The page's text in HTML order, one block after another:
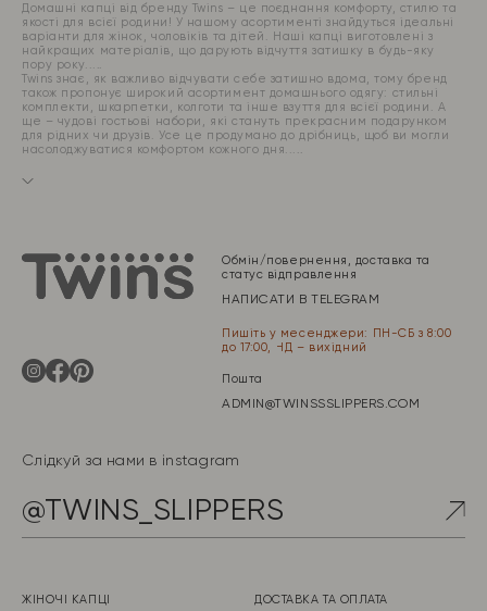
Домашні капці від бренду Twins – це поєднання комфорту, стилю та
якості для всієї родини! У нашому асортименті знайдуться ідеальні
варіанти для жінок, чоловіків та дітей. Наші капці виготовлені з
найкращих матеріалів, що дарують відчуття затишку в будь-яку
пору року.
Twins знає, як важливо відчувати себе затишно вдома, тому бренд
також пропонує широкий асортимент домашнього одягу: стильні
комплекти, шкарпетки, колготи та інше взуття для всієї родини. А
ще – чудові гостьові набори, які стануть прекрасним подарунком
для рідних чи друзів. Усе це продумано до дрібниць, щоб ви могли
насолоджуватися комфортом кожного дня.
Обмін/повернення, доставка та
статус відправлення
НАПИСАТИ В TELEGRAM
Пишіть у месенджери: ПН-СБ з 8:00
до 17:00, НД – вихідний
Пошта
ADMIN@TWINSSSLIPPERS.COM
Слідкуй за нами в instagram
@TWINS_SLIPPERS
ЖІНОЧІ КАПЦІ ДОСТАВКА ТА ОПЛАТА